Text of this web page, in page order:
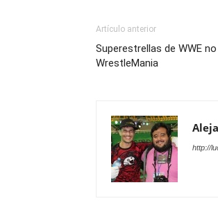
Artículo anterior
Superestrellas de WWE
WrestleMania
http://